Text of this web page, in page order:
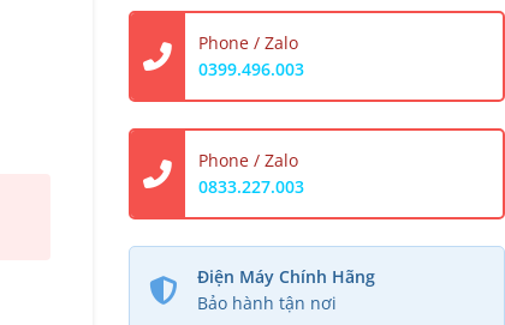
Phone / Zalo
0399.496.003
Phone / Zalo
0833.227.003
Điện Máy Chính Hãng
Bảo hành tận nơi